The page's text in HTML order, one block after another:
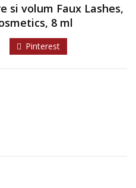
si volum Faux Lashes,
8 ml
Pinterest